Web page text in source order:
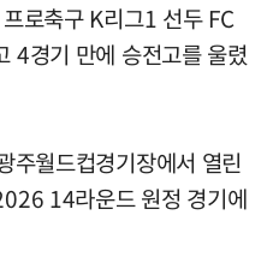
로축구 K리그1 선두 FC
4경기 만에 승전고를 울렸
월드컵경기장에서 열린
14라운드 원정 경기에